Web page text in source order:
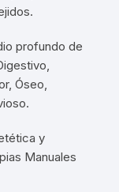
.
profundo de
Óseo,
.
y
Manuales